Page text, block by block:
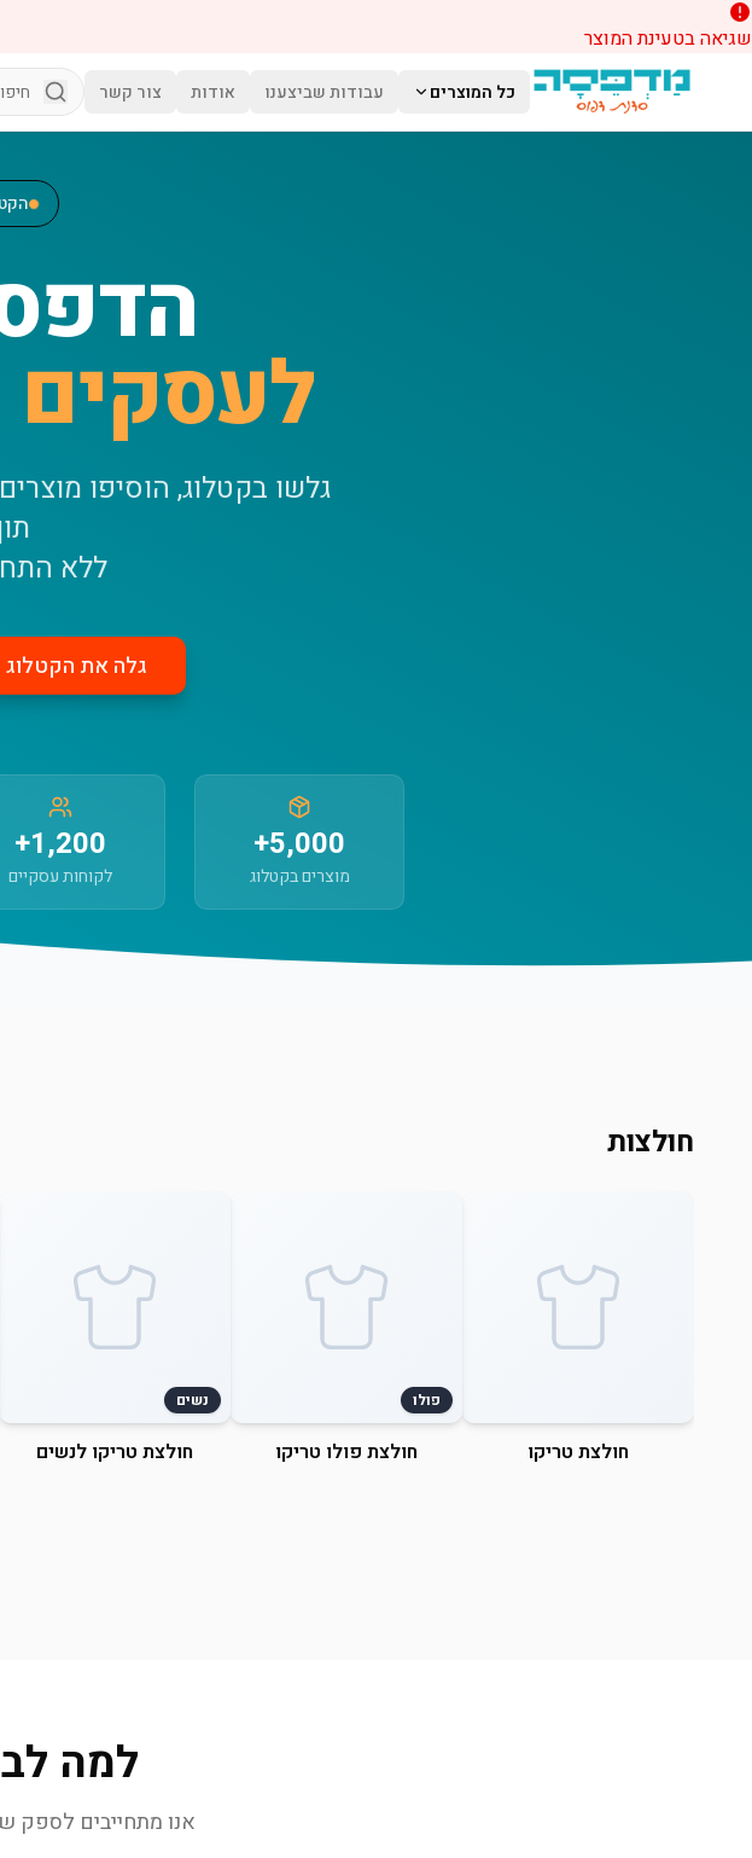
שגיאה בטעינת המוצר
דלג לתוכן הראשי
כל המוצרים עבודות שביצענו אודות צור קשר
לעסקים
גלשו בקטלוג, הוסיפו
ללא
גלה את הקטלוג
5,000+
מוצרים בקטלוג
1,200+
לקוחות עסקיים
חולצות
חולצת טריקו
פולו
חולצת פולו טריקו
נשים
חולצת טריקו לנשים
למה
אנו מתחייבים לספק